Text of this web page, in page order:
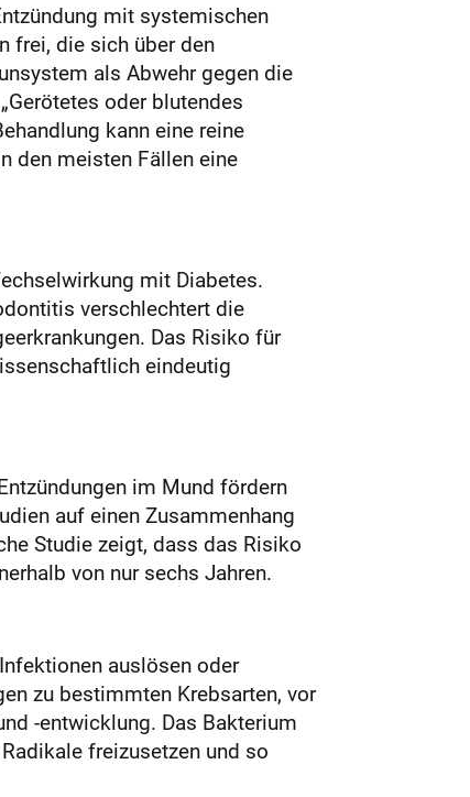
mit systemischen
frei, die sich über den
als Abwehr gegen die
oder blutendes
kann eine reine
den meisten Fällen eine
mit Diabetes.
verschlechtert die
Das Risiko für
eindeutig
im Mund fördern
auf einen Zusammenhang
Studie zeigt, dass das Risiko
von nur sechs Jahren.
auslösen oder
zu bestimmten Krebsarten, vor
-entwicklung. Das Bakterium
freizusetzen und so